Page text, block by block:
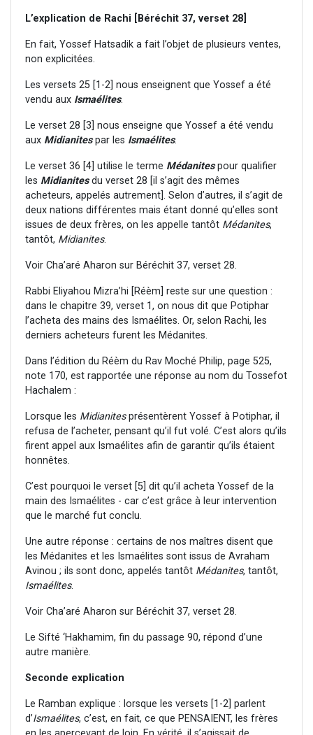
L’explication de Rachi [Béréchit 37, verset 28]
En fait, Yossef Hatsadik a fait l’objet de plusieurs ventes,
non explicitées.
Les versets 25 [1-2] nous enseignent que Yossef a été
vendu aux Ismaélites.
Le verset 28 [3] nous enseigne que Yossef a été vendu
aux Midianitespar les Ismaélites.
Le verset 36 [4] utilise le terme Médanitespour qualifier
les Midianitesdu verset 28 [il s’agit des mêmes
acheteurs, appelés autrement]. Selon d’autres, il s’agit de
deux nations différentes mais étant donné qu’elles sont
issues de deux frères, on les appelle tantôt Médanites,
tantôt, Midianites.
Voir Cha’aré Aharon sur Béréchit 37, verset 28.
Rabbi Eliyahou Mizra’hi [Réèm] reste sur une question :
dans le chapitre 39, verset 1, on nous dit que Potiphar
l’acheta des mains des Ismaélites. Or, selon Rachi, les
derniers acheteurs furent les Médanites.
Dans l’édition du Réèm du Rav Moché Philip, page 525,
note 170, est rapportée une réponse au nom du Tossefot
Hachalem :
Lorsque les Midianitesprésentèrent Yossef à Potiphar, il
refusa de l’acheter, pensant qu’il fut volé. C’est alors qu’ils
firent appel aux Ismaélites afin de garantir qu’ils étaient
honnêtes.
C’est pourquoi le verset [5] dit qu’il acheta Yossef de la
main des Ismaélites - car c’est grâce à leur intervention
que le marché fut conclu.
Une autre réponse : certains de nos maîtres disent que
les Médanites et les Ismaélites sont issus de Avraham
Avinou ; ils sont donc, appelés tantôt Médanites, tantôt,
Ismaélites.
Voir Cha’aré Aharon sur Béréchit 37, verset 28.
Le Sifté ‘Hakhamim, fin du passage 90, répond d’une
autre manière.
Seconde explication
Le Ramban explique : lorsque les versets [1-2] parlent
d’Ismaélites, c’est, en fait, ce que PENSAIENT, les frères